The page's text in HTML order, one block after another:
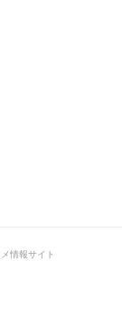
情報サイト